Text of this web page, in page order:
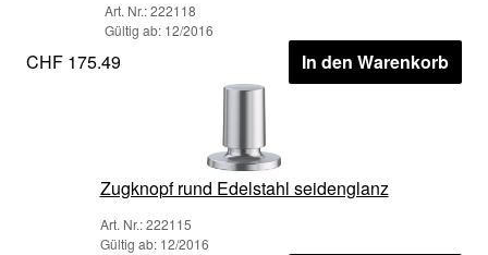
Art. Nr.: 222118
Gültig ab: 12/2016
CHF 175.49 In den Warenkorb
Zugknopf rund Edelstahl seidenglanz
Art. Nr.: 222115
Gültig ab: 12/2016